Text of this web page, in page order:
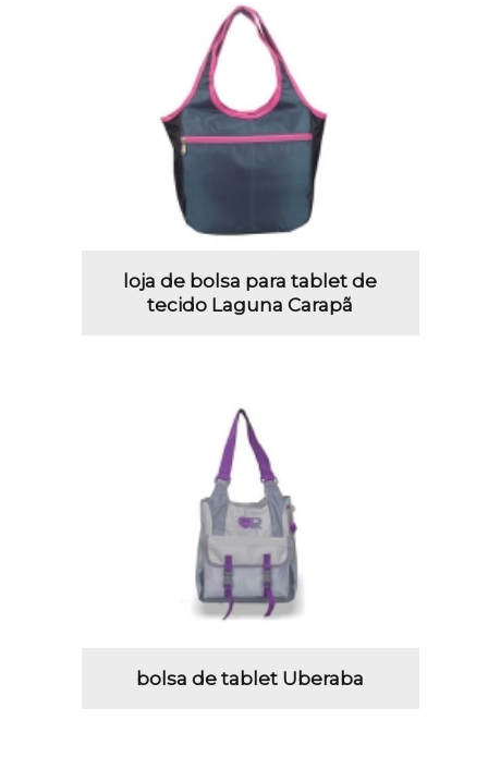
loja de bolsa para tablet de
tecido Laguna Carapã
bolsa de tablet Uberaba